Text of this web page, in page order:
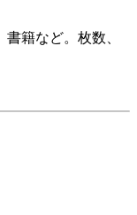
籍など。枚数、